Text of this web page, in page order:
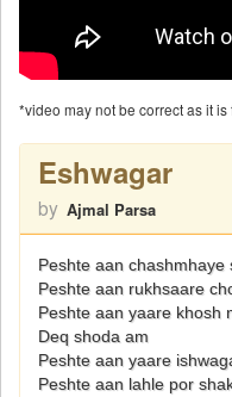
*video may not be correct as it
Eshwagar
by Ajmal Parsa
Peshte aan chashmhaye
Peshte aan rukhsaare
Peshte aan yaare khosh
Deq shoda am
Peshte aan yaare
Peshte aan lahle por